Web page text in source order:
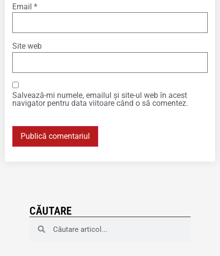
Email *
Site web
Salvează-mi numele, emailul și site-ul web în acest
navigator pentru data viitoare când o să comentez.
CĂUTARE